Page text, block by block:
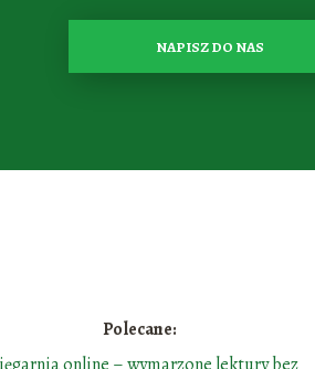
NAPISZ DO NAS
Polecane:
online – wymarzone lektury bez